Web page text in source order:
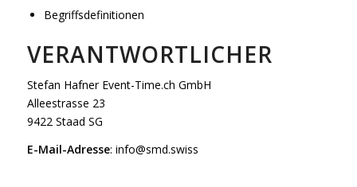
Begriffsdefinitionen
VERANTWORTLICHER
Stefan Hafner Event-Time.ch GmbH
Alleestrasse 23
9422 Staad SG
E-Mail-Adresse: info@smd.swiss